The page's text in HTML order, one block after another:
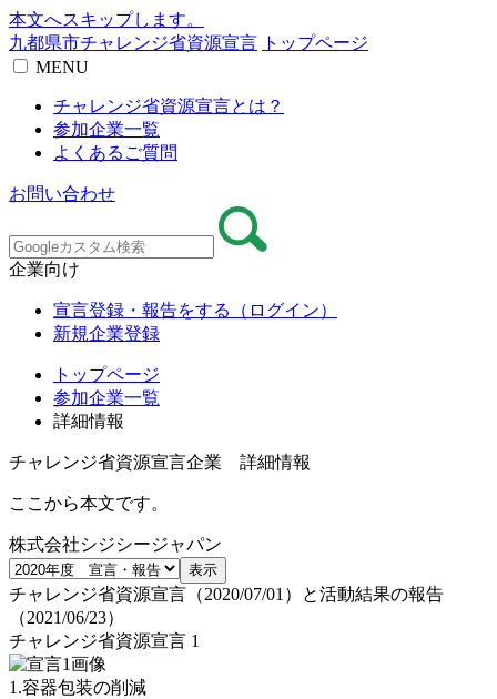
本文へスキップします。
九都県市チャレンジ省資源宣言 トップページ
MENU
チャレンジ省資源宣言とは？
参加企業一覧
よくあるご質問
お問い合わせ
企業向け
宣言登録・報告をする（ログイン）
新規企業登録
トップページ
参加企業一覧
詳細情報
チャレンジ省資源宣言企業 詳細情報
ここから本文です。
株式会社シジシージャパン
チャレンジ省資源宣言（2020/07/01）と活動結果の報告
（2021/06/23）
チャレンジ省資源宣言 1
1.容器包装の削減